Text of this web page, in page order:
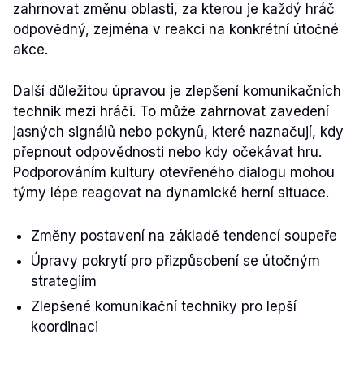
zahrnovat změnu oblasti, za kterou je každý hráč
odpovědný, zejména v reakci na konkrétní útočné
akce.
Další důležitou úpravou je zlepšení komunikačních
technik mezi hráči. To může zahrnovat zavedení
jasných signálů nebo pokynů, které naznačují, kdy
přepnout odpovědnosti nebo kdy očekávat hru.
Podporováním kultury otevřeného dialogu mohou
týmy lépe reagovat na dynamické herní situace.
Změny postavení na základě tendencí soupeře
Úpravy pokrytí pro přizpůsobení se útočným
strategiím
Zlepšené komunikační techniky pro lepší
koordinaci